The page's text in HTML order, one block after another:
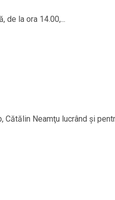
de la ora 14.00,...
Neamţu lucrând şi